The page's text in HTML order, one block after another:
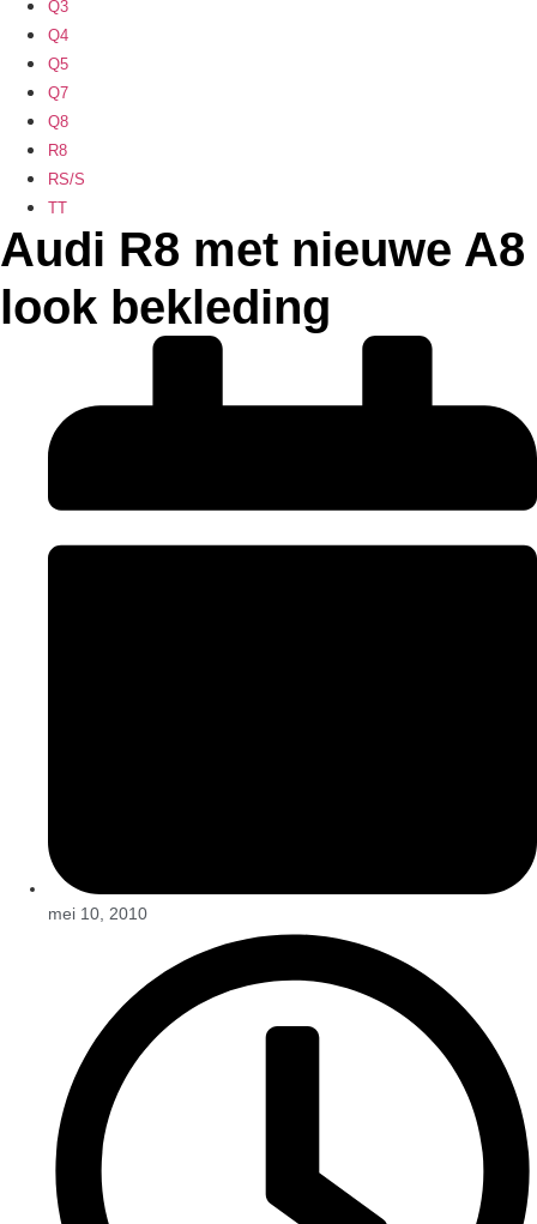
Q3
Q4
Q5
Q7
Q8
R8
RS/S
TT
Audi R8 met nieuwe A8
look bekleding
mei 10, 2010